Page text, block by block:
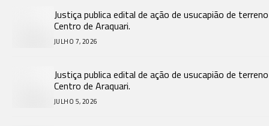
Justiça publica edital de ação de usucapião de
Centro de Araquari.
JULHO 7, 2026
Justiça publica edital de ação de usucapião de
Centro de Araquari.
JULHO 5, 2026